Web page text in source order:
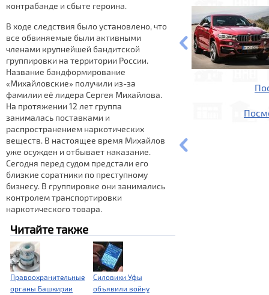
контрабанде и сбыте героина.
В ходе следствия было установлено, что
все обвиняемые были активными
членами крупнейшей бандитской
группировки на территории России.
Название бандформирование
«Михайловские» получили из-за
фамилии её лидера Сергея Михайлова.
На протяжении 12 лет группа
занималась поставками и
распространением наркотических
веществ. В настоящее время Михайлов
уже осужден и отбывает наказание.
Сегодня перед судом предстали его
близкие соратники по преступному
бизнесу. В группировке они занимались
контролем транспортировки
наркотического товара.
Читайте также
Правоохранительные
органы Башкирии
Силовики Уфы
объявили войну